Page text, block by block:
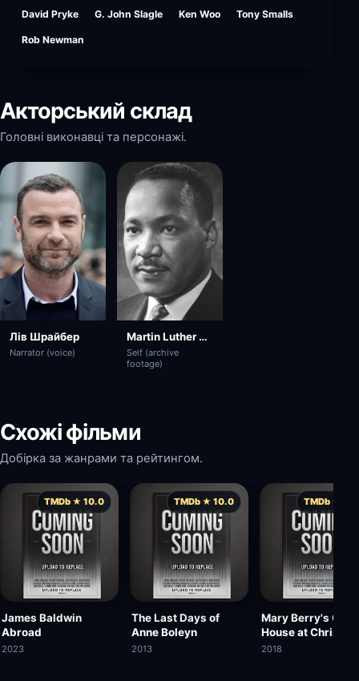
David Pryke G. John Slagle Ken Woo Tony Smalls
Rob Newman
Акторський склад
Головні виконавці та персонажі.
Лів Шрайбер
Narrator (voice)
Martin Luther King Jr.
Self (archive
footage)
Схожі фільми
Добірка за жанрами та рейтингом.
TMDb ★ 10.0
James Baldwin
Abroad
2023
TMDb ★ 10.0
The Last Days of
Anne Boleyn
2013
TMDb ★
Mary Berry's
House at
2018